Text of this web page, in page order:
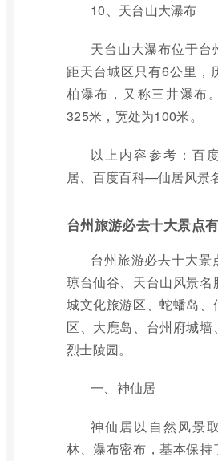
10、天台山大瀑布
天台山大瀑布位于台
距天台城区只有6公里，
柏瀑布，又称三井瀑布
325米，宽处为100米。
以上内容参考：百
居、百度百科—仙居风景
台州旅游必去十大景点
台州旅游必去十大景
琼台仙谷、天台山风景名
城文化旅游区、蛇蟠岛、
区、大鹿岛、台州府城墙
烈士陵园。
一、神仙居
神仙居以自然风景
林、瀑布密布，基本保持